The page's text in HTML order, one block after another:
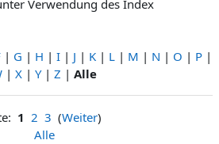
Verwendung des Index
| G | H | I | J | K | L | M | N | O | P |
| X | Y| Z | Alle
1 2 3 (Weiter)
Alle